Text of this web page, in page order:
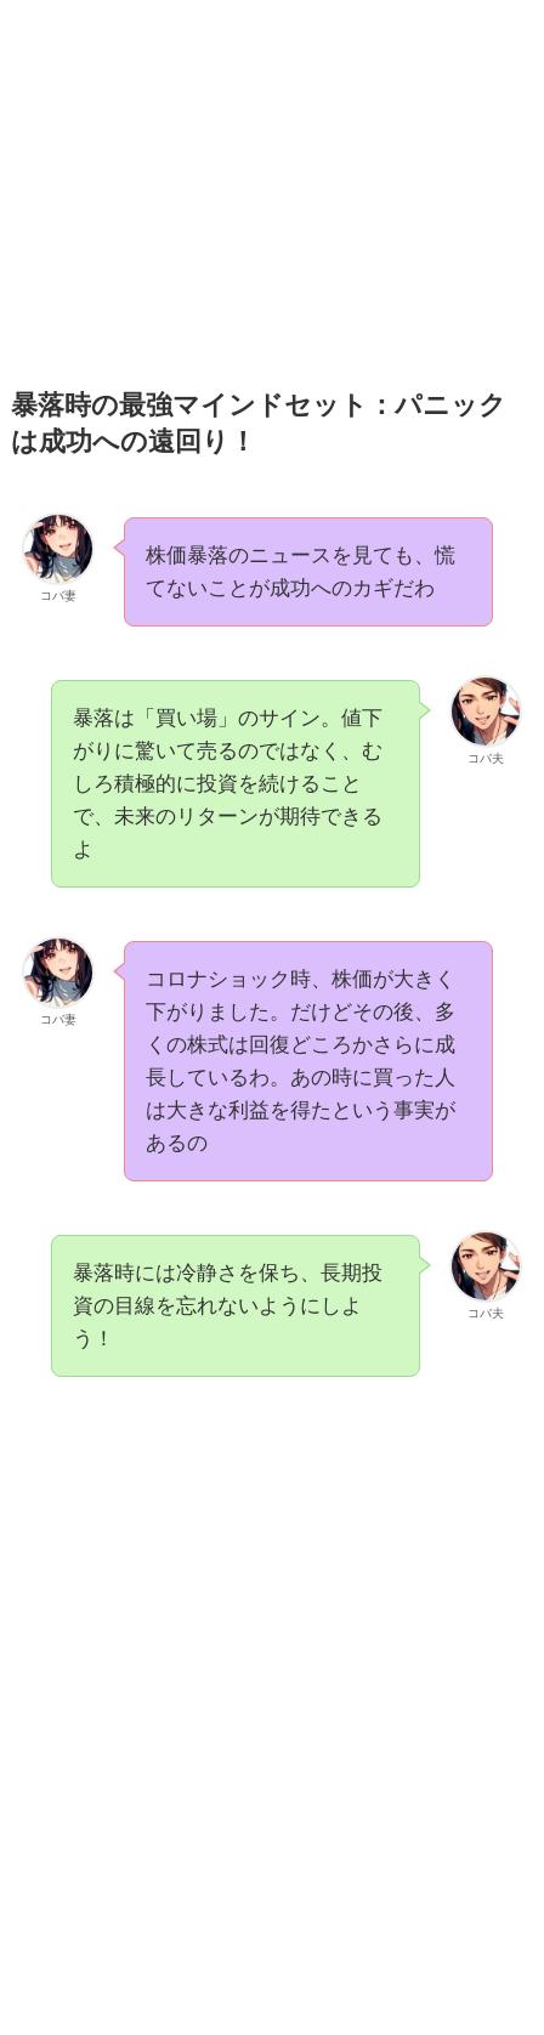
暴落時の最強マインドセット：パニック
は成功への遠回り！
コバ妻
株価暴落のニュースを見ても、慌
てないことが成功へのカギだわ
コバ夫
暴落は「買い場」のサイン。値下
がりに驚いて売るのではなく、む
しろ積極的に投資を続けること
で、未来のリターンが期待できる
よ
コバ妻
コロナショック時、株価が大きく
下がりました。だけどその後、多
くの株式は回復どころかさらに成
長しているわ。あの時に買った人
は大きな利益を得たという事実が
あるの
コバ夫
暴落時には冷静さを保ち、長期投
資の目線を忘れないようにしよ
う！